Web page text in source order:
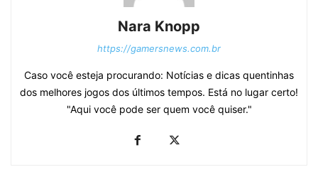
Nara Knopp
https://gamersnews.com.br
Caso você esteja procurando: Notícias e dicas quentinhas
dos melhores jogos dos últimos tempos. Está no lugar certo!
"Aqui você pode ser quem você quiser."